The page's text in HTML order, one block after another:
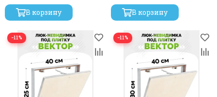
В корзину
В корзину
−11% −11%